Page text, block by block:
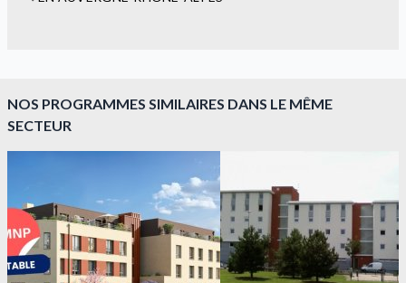
NOS PROGRAMMES SIMILAIRES DANS LE MÊME
SECTEUR